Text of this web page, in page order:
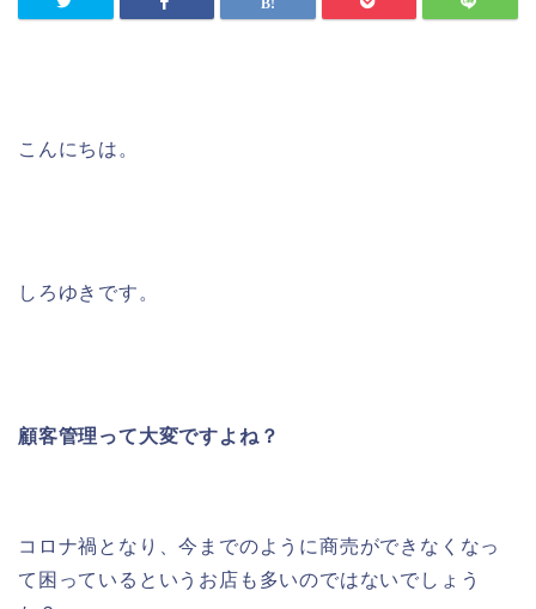
こんにちは。
しろゆきです。
顧客管理って大変ですよね？
コロナ禍となり、今までのように商売ができなくなっ
て困っているというお店も多いのではないでしょう